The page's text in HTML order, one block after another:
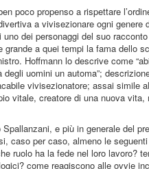
poco propenso a rispettare
a vivisezionare ogni
dei personaggi del suo racconto
grande a quei tempi la fama dello
Hoffmann lo descrive come
degli uomini un automa”;
vivisezionatore; assai simile al
vitale, creatore di una nuova
e più in generale del
caso per caso, almeno le
ruolo ha la fede nel loro lavoro?
come reagiscono alle ovvie